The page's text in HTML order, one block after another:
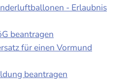
- Erlaubnis
beantragen
für einen Vormund
beantragen